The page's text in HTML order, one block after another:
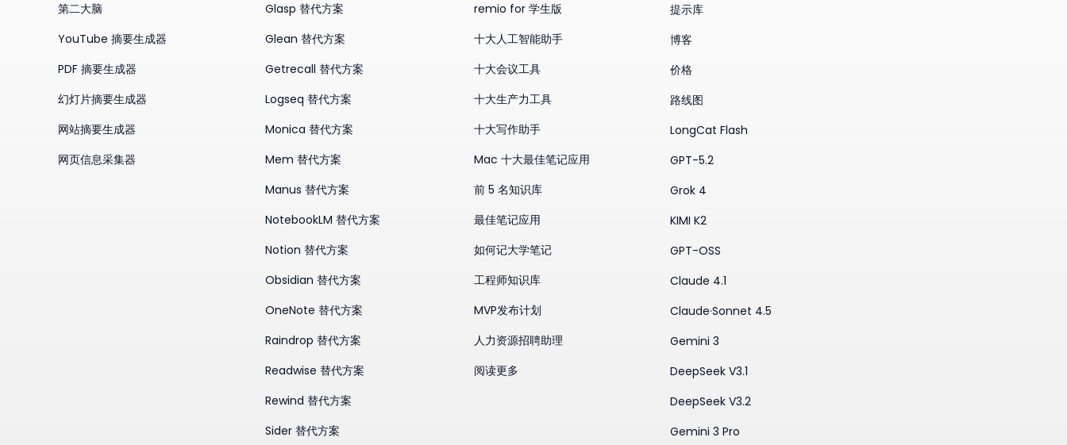
第二大脑
YouTube 摘要生成器
PDF 摘要生成器
幻灯片摘要生成器
网站摘要生成器
网页信息采集器
Glasp 替代方案
Glean 替代方案
Getrecall 替代方案
Logseq 替代方案
Monica 替代方案
Mem 替代方案
Manus 替代方案
NotebookLM 替代方案
Notion 替代方案
Obsidian 替代方案
OneNote 替代方案
Raindrop 替代方案
Readwise 替代方案
Rewind 替代方案
Sider 替代方案
remio for 学生版
十大人工智能助手
十大会议工具
十大生产力工具
十大写作助手
Mac 十大最佳笔记应用
前 5 名知识库
最佳笔记应用
如何记大学笔记
工程师知识库
MVP发布计划
人力资源招聘助理
阅读更多
提示库
博客
价格
路线图
LongCat Flash
GPT-5.2
Grok 4
KIMI K2
GPT-OSS
Claude 4.1
Claude·Sonnet 4.5
Gemini 3
DeepSeek V3.1
DeepSeek V3.2
Gemini 3 Pro